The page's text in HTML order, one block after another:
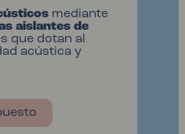
mediante
aislantes de
que dotan al
acústica y